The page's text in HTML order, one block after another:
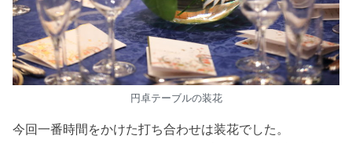
円卓テーブルの装花
今回一番時間をかけた打ち合わせは装花でした。